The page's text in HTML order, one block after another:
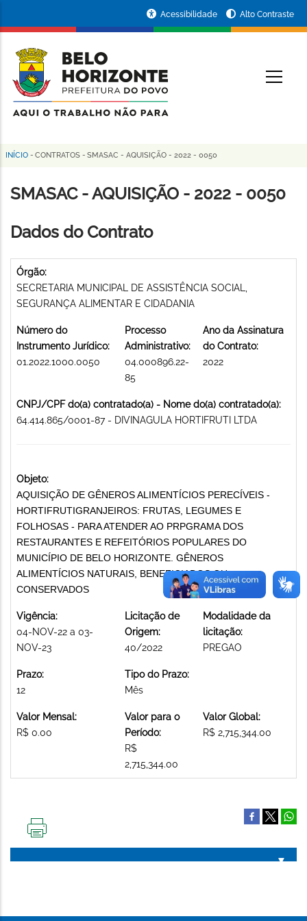
conteúdo
principal
da
Prefeitura
de
Horizonte
Acessibilidade Alto Contraste
Trilha
de
INÍCIO - CONTRATOS - SMASAC - AQUISIÇÃO - 2022 - 0050
SMASAC - AQUISIÇÃO - 2022 - 0050
Dados do Contrato
Órgão:
SECRETARIA MUNICIPAL DE ASSISTÊNCIA SOCIAL,
SEGURANÇA ALIMENTAR E CIDADANIA
Número do
Instrumento Jurídico:
01.2022.1000.0050
Processo
Administrativo:
04.000896.22-
85
Ano da Assinatura
do Contrato:
2022
CNPJ/CPF do(a) contratado(a) - Nome do(a) contratado(a):
64.414.865/0001-87 - DIVINAGULA HORTIFRUTI LTDA
Objeto:
AQUISIÇÃO DE GÊNEROS ALIMENTÍCIOS PERECÍVEIS -
HORTIFRUTIGRANJEIROS: FRUTAS, LEGUMES E
FOLHOSAS - PARA ATENDER AO PRPGRAMA DOS
RESTAURANTES E REFEITÓRIOS POPULARES DO
MUNICÍPIO DE BELO HORIZONTE. GÊNEROS
ALIMENTÍCIOS NATURAIS, BENEFICIADOS OU
CONSERVADOS
Vigência:
04-NOV-22 a 03-
NOV-23
Licitação de
Origem:
40/2022
Modalidade da
licitação:
PREGAO
Prazo:
12
Tipo do Prazo:
Mês
Valor Mensal:
R$ 0.00
Valor para o
Período:
R$
2,715,344.00
Valor Global:
R$ 2,715,344.00
PÁGINA